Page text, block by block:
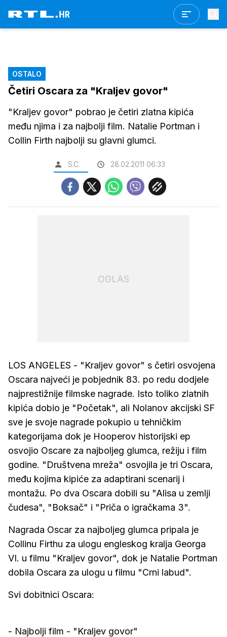
OSTALO
Četiri Oscara za "Kraljev govor"
"Kraljev govor" pobrao je četiri zlatna kipića
među njima i za najbolji film. Natalie Portman i
Collin Firth najbolji su glavni glumci.
S.C. 28.02.2011 06:33
OGLAS
LOS ANGELES - "Kraljev govor" s četiri osvojena
Oscara najveći je pobjednik 83. po redu dodjele
najprestižnije filmske nagrade. Isto toliko zlatnih
kipića dobio je "Početak", ali Nolanov akcijski SF
sve je svoje nagrade pokupio u tehničkim
kategorijama dok je Hooperov historijski ep
osvojio Oscare za najboljeg glumca, režiju i film
godine. "Društvena mreža" osvojila je tri Oscara,
među kojima kipiće za adaptirani scenarij i
montažu. Po dva Oscara dobili su "Alisa u zemlji
čudesa", "Boksač" i "Priča o igračkama 3".
Nagrada Oscar za najboljeg glumca pripala je
Collinu Firthu za ulogu engleskog kralja Georga
VI. u filmu "Kraljev govor", dok je Natalie Portman
dobila Oscara za ulogu u filmu "Crni labud".
Svi dobitnici Oscara:
- Najbolji film - "Kraljev govor"